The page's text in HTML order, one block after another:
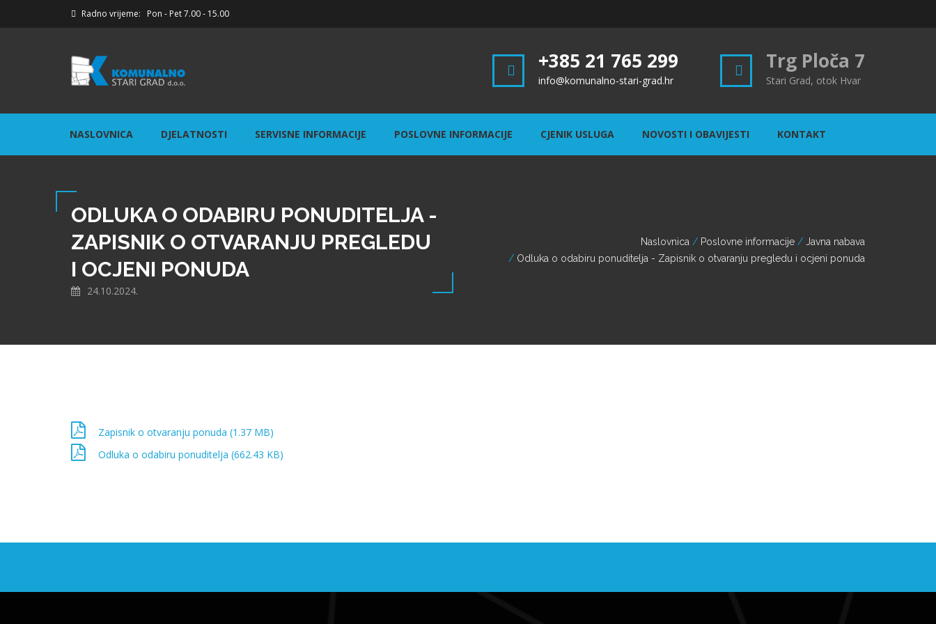
Radno vrijeme: Pon - Pet 7.00 - 15.00
+385 21 765 299
info@komunalno-stari-grad.hr
Trg Ploča 7
Stari Grad, otok Hvar
NASLOVNICA DJELATNOSTI SERVISNE INFORMACIJE POSLOVNE INFORMACIJE CJENIK USLUGA NOVOSTI I OBAVIJESTI KONTAKT
ODLUKA O ODABIRU PONUDITELJA -
ZAPISNIK O OTVARANJU PREGLEDU
I OCJENI PONUDA
24.10.2024.
Naslovnica Poslovne informacije
Javna nabava
Odluka o odabiru ponuditelja - Zapisnik o otvaranju pregledu i ocjeni ponuda
Zapisnik o otvaranju ponuda (1.37 MB)
Odluka o odabiru ponuditelja (662.43 KB)